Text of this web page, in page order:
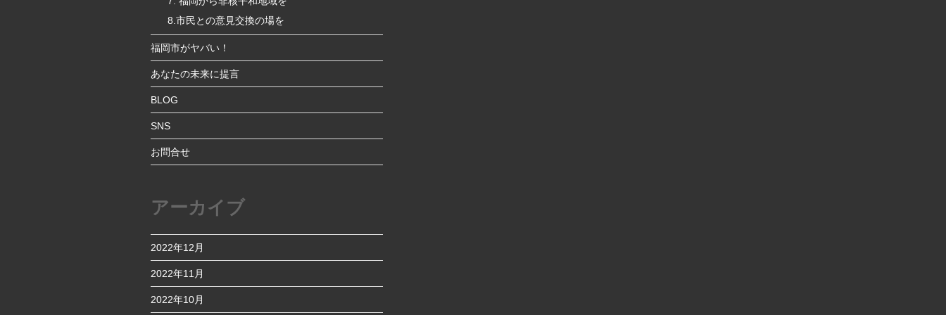
8.市民との意見交換の場を
福岡市がヤバい！
あなたの未来に提言
BLOG
SNS
お問合せ
アーカイブ
2022年12月
2022年11月
2022年10月